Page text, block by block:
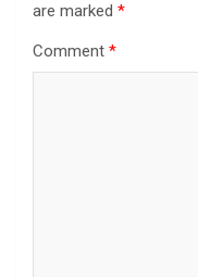
are marked *
Comment *